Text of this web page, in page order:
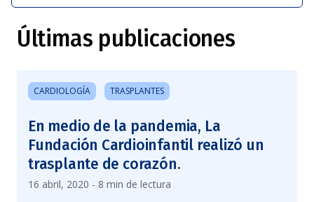
Últimas publicaciones
CARDIOLOGÍA TRASPLANTES
En medio de la pandemia, La
Fundación Cardioinfantil realizó un
trasplante de corazón.
16 abril, 2020 - 8 min de lectura